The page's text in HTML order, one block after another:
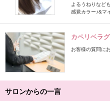
よるうねりなど
感覚カラー♪&マ
カペリベラ
お客様の質問に
サロンからの一言